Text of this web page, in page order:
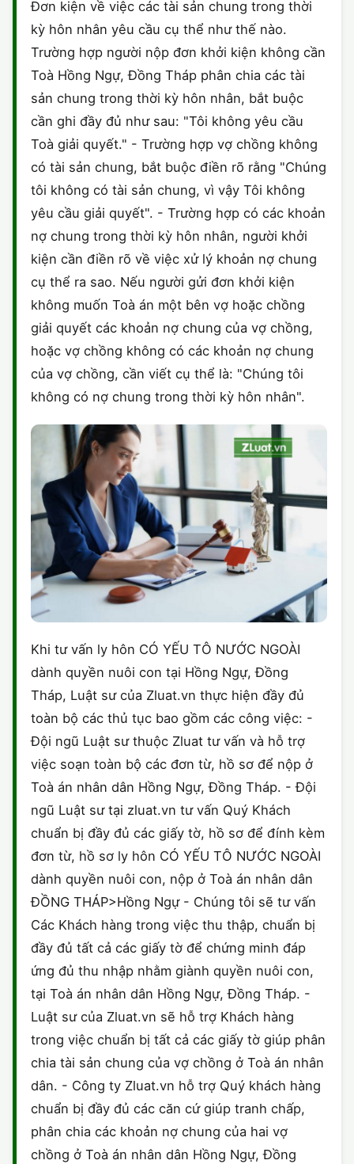
Đơn kiện về việc các tài sản chung trong thời
kỳ hôn nhân yêu cầu cụ thể như thế nào.
Trường hợp người nộp đơn khởi kiện không cần
Toà Hồng Ngự, Đồng Tháp phân chia các tài
sản chung trong thời kỳ hôn nhân, bắt buộc
cần ghi đầy đủ như sau: "Tôi không yêu cầu
Toà giải quyết." - Trường hợp vợ chồng không
có tài sản chung, bắt buộc điền rõ rằng "Chúng
tôi không có tài sản chung, vì vậy Tôi không
yêu cầu giải quyết". - Trường hợp có các khoản
nợ chung trong thời kỳ hôn nhân, người khởi
kiện cần điền rõ về việc xử lý khoản nợ chung
cụ thể ra sao. Nếu người gửi đơn khởi kiện
không muốn Toà án một bên vợ hoặc chồng
giải quyết các khoản nợ chung của vợ chồng,
hoặc vợ chồng không có các khoản nợ chung
của vợ chồng, cần viết cụ thể là: "Chúng tôi
không có nợ chung trong thời kỳ hôn nhân".
Khi tư vấn ly hôn CÓ YẾU TÔ NƯỚC NGOÀI
dành quyền nuôi con tại Hồng Ngự, Đồng
Tháp, Luật sư của Zluat.vn thực hiện đầy đủ
toàn bộ các thủ tục bao gồm các công việc: -
Đội ngũ Luật sư thuộc Zluat tư vấn và hỗ trợ
việc soạn toàn bộ các đơn từ, hồ sơ để nộp ở
Toà án nhân dân Hồng Ngự, Đồng Tháp. - Đội
ngũ Luật sư tại zluat.vn tư vấn Quý Khách
chuẩn bị đầy đủ các giấy tờ, hồ sơ để đính kèm
đơn từ, hồ sơ ly hôn CÓ YẾU TÔ NƯỚC NGOÀI
dành quyền nuôi con, nộp ở Toà án nhân dân
ĐỒNG THÁP>Hồng Ngự - Chúng tôi sẽ tư vấn
Các Khách hàng trong việc thu thập, chuẩn bị
đầy đủ tất cả các giấy tờ để chứng minh đáp
ứng đủ thu nhập nhằm giành quyền nuôi con,
tại Toà án nhân dân Hồng Ngự, Đồng Tháp. -
Luật sư của Zluat.vn sẽ hỗ trợ Khách hàng
trong việc chuẩn bị tất cả các giấy tờ giúp phân
chia tài sản chung của vợ chồng ở Toà án nhân
dân. - Công ty Zluat.vn hỗ trợ Quý khách hàng
chuẩn bị đầy đủ các căn cứ giúp tranh chấp,
phân chia các khoản nợ chung của hai vợ
chồng ở Toà án nhân dân Hồng Ngự, Đồng